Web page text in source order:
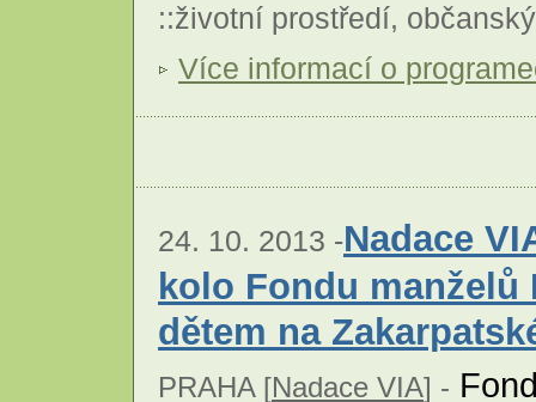
::životní prostředí,
Více informací o
24. 10. 2013 -Nadace
kolo Fondu
dětem na
PRAHA [Nadace VIA] -